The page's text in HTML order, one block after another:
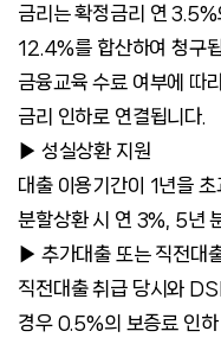
금리는 확정금리 연
12.4%를 합산하여 청구
금융교육 수료 여부에 따
금리 인하로 연결됩니다.
▶ 성실상환 지원
대출 이용기간이 1년을
분할상환 시 연 3%, 5년
▶ 추가대출 또는 직전대
직전대출 취급 당시와
경우 0.5%의 보증료 인하